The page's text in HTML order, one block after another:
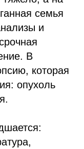
семья
и
В
которая
опухоль